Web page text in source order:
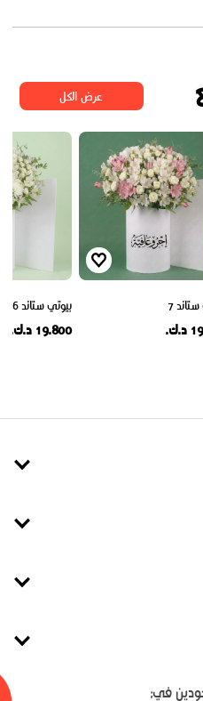
عرض الكل
7 بيوتي ستاند 6
19.800 د.ك.
في: